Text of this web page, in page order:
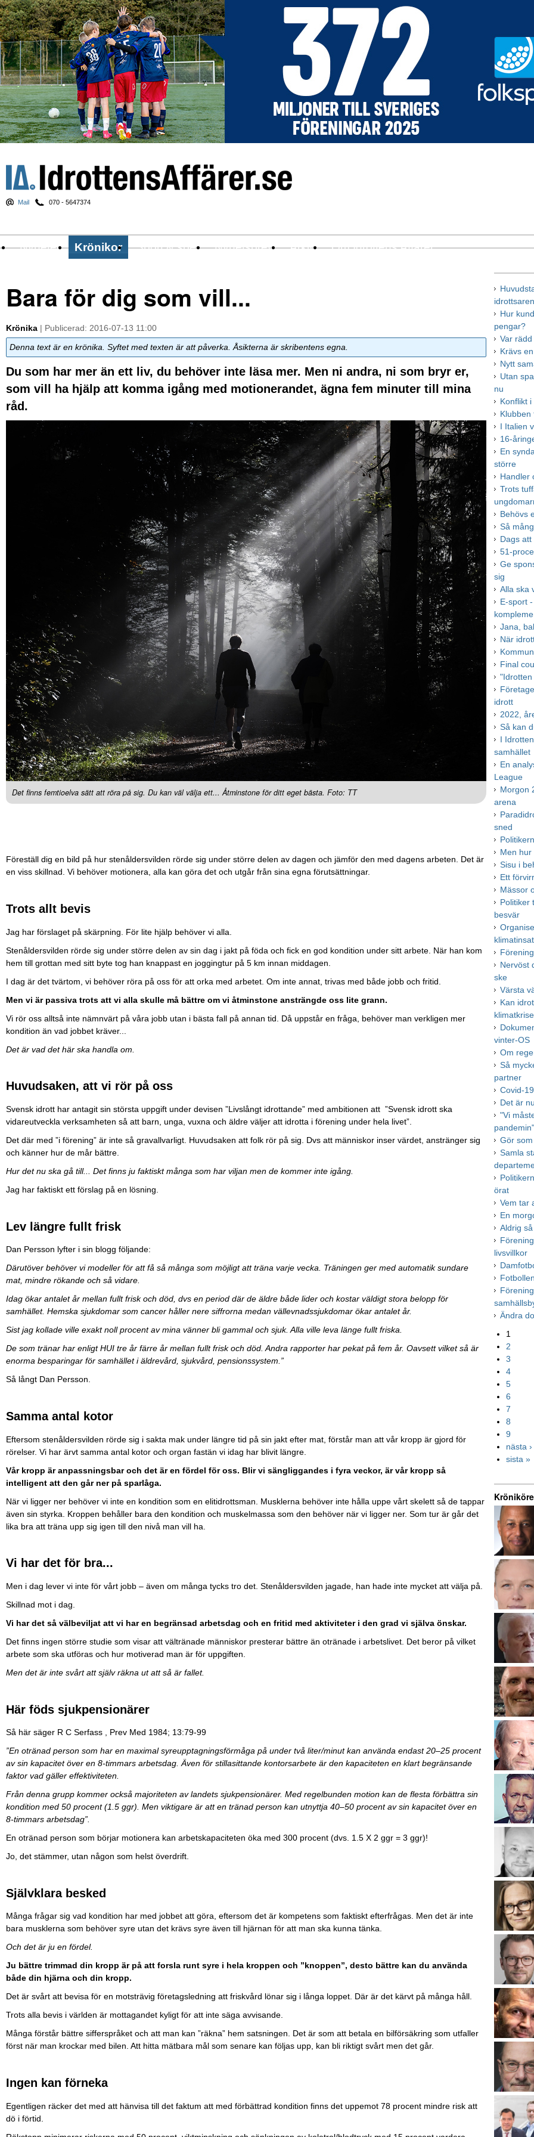
Mail 070 - 5647374
Nyheter Krönikor Sport & spel Nyhetsbrev Arkiv Om Idrottens Affärer
Bara för dig som vill...
Krönika | Publicerad: 2016-07-13 11:00
Denna text är en krönika. Syftet med texten är att påverka. Åsikterna är skribentens egna.
Du som har mer än ett liv, du behöver inte läsa mer. Men ni andra, ni som bryr er,
som vill ha hjälp att komma igång med motionerandet, ägna fem minuter till mina
råd.
Det finns femtioelva sätt att röra på sig. Du kan väl välja ett... Åtminstone för ditt eget bästa. Foto: TT
Föreställ dig en bild på hur stenåldersvilden rörde sig under större delen av dagen och jämför den med dagens arbeten. Det är
en viss skillnad. Vi behöver motionera, alla kan göra det och utgår från sina egna förutsättningar.
Trots allt bevis
Jag har förslaget på skärpning. För lite hjälp behöver vi alla.
Stenåldersvilden rörde sig under större delen av sin dag i jakt på föda och fick en god kondition under sitt arbete. När han kom
hem till grottan med sitt byte tog han knappast en joggingtur på 5 km innan middagen.
I dag är det tvärtom, vi behöver röra på oss för att orka med arbetet. Om inte annat, trivas med både jobb och fritid.
Men vi är passiva trots att vi alla skulle må bättre om vi åtminstone ansträngde oss lite grann.
Vi rör oss alltså inte nämnvärt på våra jobb utan i bästa fall på annan tid. Då uppstår en fråga, behöver man verkligen mer
kondition än vad jobbet kräver...
Det är vad det här ska handla om.
Huvudsaken, att vi rör på oss
Svensk idrott har antagit sin största uppgift under devisen ”Livslångt idrottande” med ambitionen att ”Svensk idrott ska
vidareutveckla verksamheten så att barn, unga, vuxna och äldre väljer att idrotta i förening under hela livet”.
Det där med ”i förening” är inte så gravallvarligt. Huvudsaken att folk rör på sig. Dvs att människor inser värdet, anstränger sig
och känner hur de mår bättre.
Hur det nu ska gå till... Det finns ju faktiskt många som har viljan men de kommer inte igång.
Jag har faktiskt ett förslag på en lösning.
Lev längre fullt frisk
Dan Persson lyfter i sin blogg följande:
Därutöver behöver vi modeller för att få så många som möjligt att träna varje vecka. Träningen ger med automatik sundare
mat, mindre rökande och så vidare.
Idag ökar antalet år mellan fullt frisk och död, dvs en period där de äldre både lider och kostar väldigt stora belopp för
samhället. Hemska sjukdomar som cancer håller nere siffrorna medan vällevnadssjukdomar ökar antalet år.
Sist jag kollade ville exakt noll procent av mina vänner bli gammal och sjuk. Alla ville leva länge fullt friska.
De som tränar har enligt HUI tre år färre år mellan fullt frisk och död. Andra rapporter har pekat på fem år. Oavsett vilket så är
enorma besparingar för samhället i äldrevård, sjukvård, pensionssystem.”
Så långt Dan Persson.
Samma antal kotor
Eftersom stenåldersvilden rörde sig i sakta mak under längre tid på sin jakt efter mat, förstår man att vår kropp är gjord för
rörelser. Vi har ärvt samma antal kotor och organ fastän vi idag har blivit längre.
Vår kropp är anpassningsbar och det är en fördel för oss. Blir vi sängliggandes i fyra veckor, är vår kropp så
intelligent att den går ner på sparlåga.
När vi ligger ner behöver vi inte en kondition som en elitidrottsman. Musklerna behöver inte hålla uppe vårt skelett så de tappar
även sin styrka. Kroppen behåller bara den kondition och muskelmassa som den behöver när vi ligger ner. Som tur är går det
lika bra att träna upp sig igen till den nivå man vill ha.
Vi har det för bra...
Men i dag lever vi inte för vårt jobb – även om många tycks tro det. Stenåldersvilden jagade, han hade inte mycket att välja på.
Skillnad mot i dag.
Vi har det så välbeviljat att vi har en begränsad arbetsdag och en fritid med aktiviteter i den grad vi själva önskar.
Det finns ingen större studie som visar att vältränade människor presterar bättre än otränade i arbetslivet. Det beror på vilket
arbete som ska utföras och hur motiverad man är för uppgiften.
Men det är inte svårt att själv räkna ut att så är fallet.
Här föds sjukpensionärer
Så här säger R C Serfass , Prev Med 1984; 13:79-99
”En otränad person som har en maximal syreupptagningsförmåga på under två liter/minut kan använda endast 20–25 procent
av sin kapacitet över en 8-timmars arbetsdag. Även för stillasittande kontorsarbete är den kapaciteten en klart begränsande
faktor vad gäller effektiviteten.
Från denna grupp kommer också majoriteten av landets sjukpensionärer. Med regelbunden motion kan de flesta förbättra sin
kondition med 50 procent (1.5 ggr). Men viktigare är att en tränad person kan utnyttja 40–50 procent av sin kapacitet över en
8-timmars arbetsdag”.
En otränad person som börjar motionera kan arbetskapaciteten öka med 300 procent (dvs. 1.5 X 2 ggr = 3 ggr)!
Jo, det stämmer, utan någon som helst överdrift.
Självklara besked
Många frågar sig vad kondition har med jobbet att göra, eftersom det är kompetens som faktiskt efterfrågas. Men det är inte
bara musklerna som behöver syre utan det krävs syre även till hjärnan för att man ska kunna tänka.
Och det är ju en fördel.
Ju bättre trimmad din kropp är på att forsla runt syre i hela kroppen och ”knoppen”, desto bättre kan du använda
både din hjärna och din kropp.
Det är svårt att bevisa för en motsträvig företagsledning att friskvård lönar sig i långa loppet. Där är det kärvt på många håll.
Trots alla bevis i världen är mottagandet kyligt för att inte säga avvisande.
Många förstår bättre sifferspråket och att man kan ”räkna” hem satsningen. Det är som att betala en bilförsäkring som utfaller
först när man krockar med bilen. Att hitta mätbara mål som senare kan följas upp, kan bli riktigt svårt men det går.
Ingen kan förneka
Egentligen räcker det med att hänvisa till det faktum att med förbättrad kondition finns det uppemot 78 procent mindre risk att
dö i förtid.
Hur
pengar?
Var
Krävs
Nytt
Utan
nu
Konflikt
Klubben
I Italien
16-
En
större
Handler
Trots
Behövs
Så
Dags
51-
Ge
sig
Alla ska
E-sport
Jana,
När
Final
idrott
2022,
Så kan
I
samhället
En
League
Morgon
arena
sned
Men
Sisu i
Ett
Mässor
Politiker
besvär
Nervöst
ske
Värsta
Kan
vinter-OS
Om
Så
partner
Covid-
Det är
"Vi
Gör
Samla
örat
Vem tar
En
Aldrig
livsvillkor
Ändra
1
2
3
4
5
6
7
8
9
nästa ›
sista »